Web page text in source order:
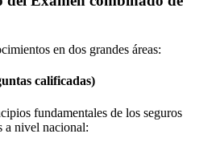
en dos grandes áreas:
calificadas)
fundamentales de los seguros
a nivel nacional: